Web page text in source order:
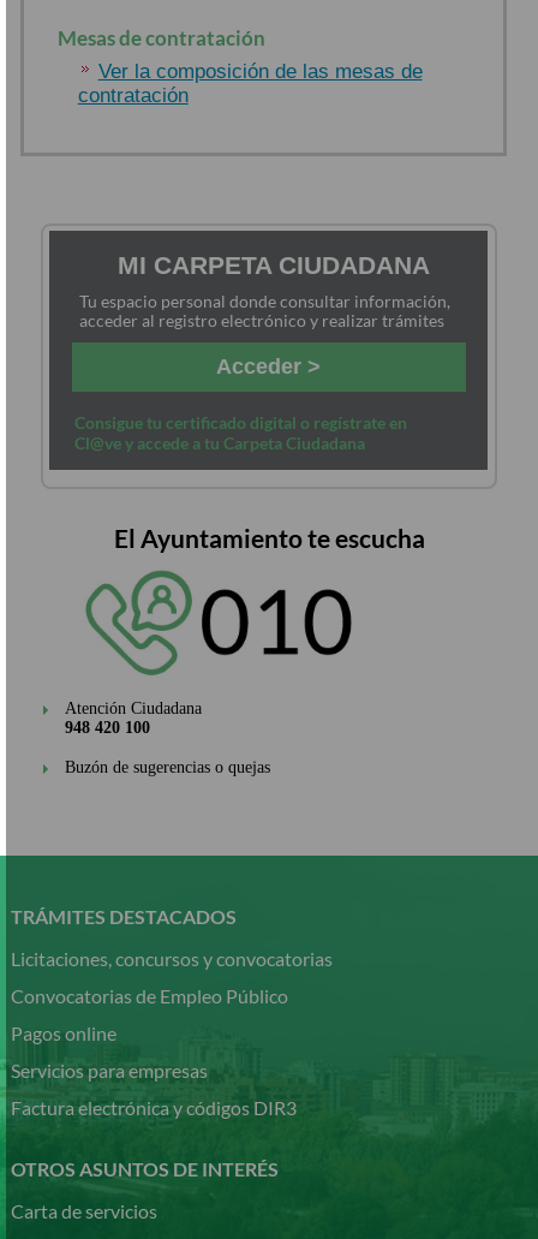
Mesas de contratación
Ver la composición de las mesas de
contratación
MI CARPETA CIUDADANA
Tu espacio personal donde consultar información,
acceder al registro electrónico y realizar trámites
Acceder >
Consigue tu certificado digital o regístrate en
Cl@ve y accede a tu Carpeta Ciudadana
El Ayuntamiento te escucha
Atención Ciudadana
948 420 100
Buzón de sugerencias o quejas
contenido
TRÁMITES DESTACADOS
Licitaciones, concursos y convocatorias
Convocatorias de Empleo Público
Pagos online
Servicios para empresas
Factura electrónica y códigos DIR3
OTROS ASUNTOS DE INTERÉS
Carta de servicios